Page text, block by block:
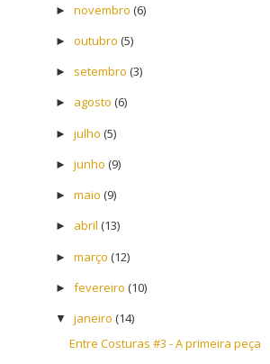
► novembro (6)
► outubro (5)
► setembro (3)
► agosto (6)
► julho (5)
► junho (9)
► maio (9)
► abril (13)
► março (12)
► fevereiro (10)
▼ janeiro (14)
Entre Costuras #3 - A primeira peça